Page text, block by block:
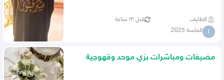
الطايف قبل ٢٣ ساعة
ا الماسة 2025
مضيفات ومباشرات بزي موحد وقهوجية